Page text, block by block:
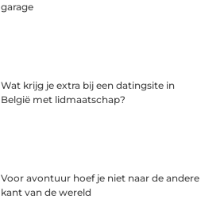
garage
Wat krijg je extra bij een datingsite in
België met lidmaatschap?
Voor avontuur hoef je niet naar de andere
kant van de wereld